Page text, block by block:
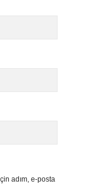
adım, e-posta